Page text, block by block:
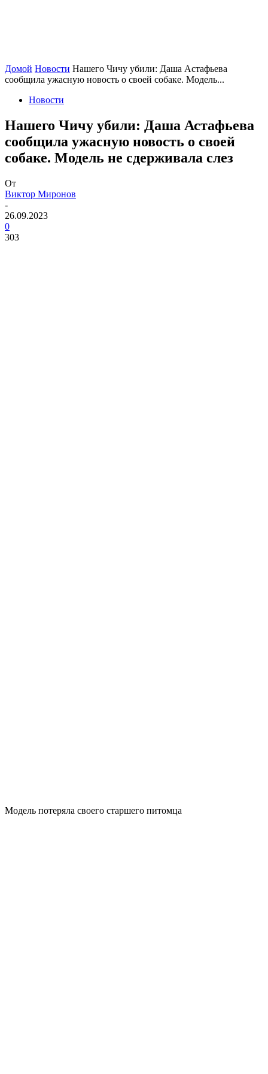
Домой Новости Нашего Чичу убили: Даша Астафьева
сообщила ужасную новость о своей собаке. Модель...
Новости
Нашего Чичу убили: Даша Астафьева
сообщила ужасную новость о своей
собаке. Модель не сдерживала слез
От
Виктор Миронов
-
26.09.2023
0
303
Модель потеряла своего старшего питомца